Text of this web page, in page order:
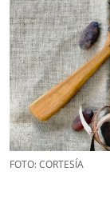
FOTO: CORTESÍA